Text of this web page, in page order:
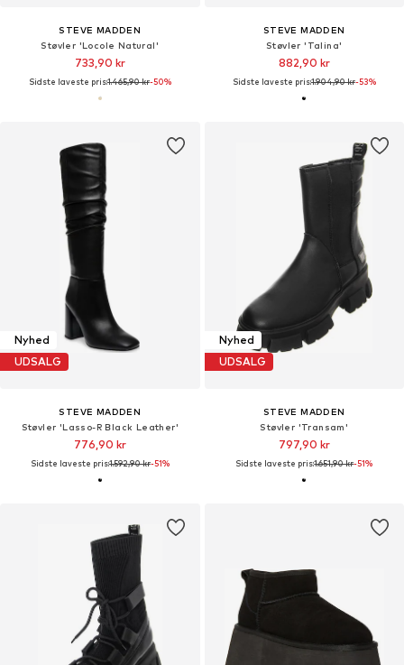
STEVE MADDEN
Støvler 'Locole Natural'
733,90 kr
Sidste laveste pris:1.465,90 kr-50%
STEVE MADDEN
Støvler 'Talina'
882,90 kr
Sidste laveste pris:1.904,90 kr-53%
Nyhed
UDSALG
STEVE MADDEN
Støvler 'Lasso-R Black Leather'
776,90 kr
Sidste laveste pris:1.592,90 kr-51%
Nyhed
UDSALG
STEVE MADDEN
Støvler 'Transam'
797,90 kr
Sidste laveste pris:1.651,90 kr-51%